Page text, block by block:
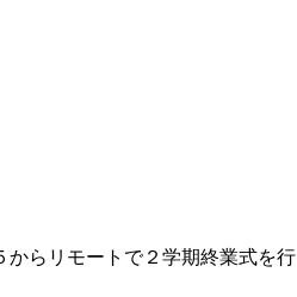
らリモートで２学期終業式を行